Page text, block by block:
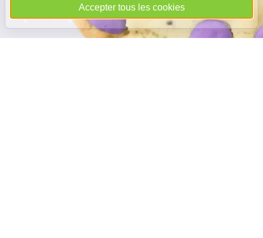
Accepter tous les cookies
© 2026DEALiCASH- Tous droits réservés